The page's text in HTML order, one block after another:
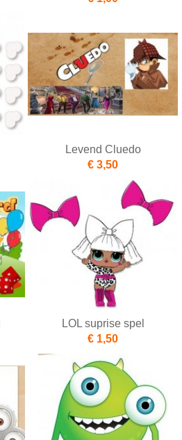
Levend Cluedo
€ 3,50
LOL suprise spel
€ 1,50